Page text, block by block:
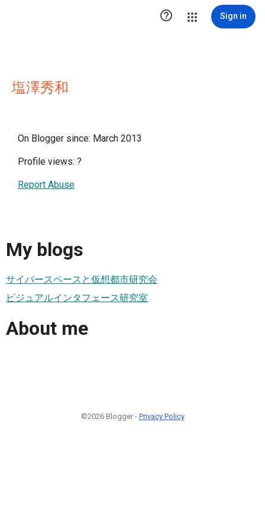
 Sign in
塩澤秀和
On Blogger since: March 2013
Profile views: ?
Report Abuse
My blogs
サイバースペースと仮想都市研究会
ビジュアルインタフェース研究室
About me
©2026 Blogger - Privacy Policy